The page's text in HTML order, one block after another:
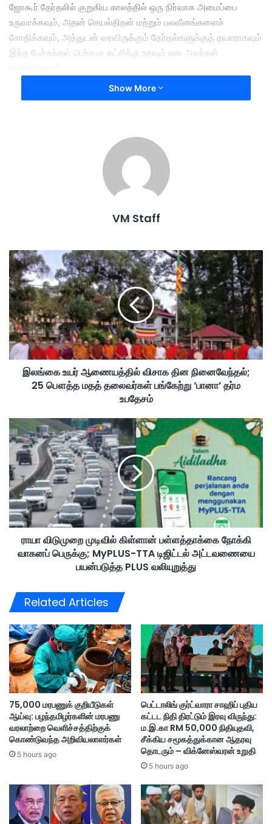
ஜோகூர் தேர்தலில் குறுகிய காலத்தில் ஒரு நிர்வாக அமைப்பை
உருவாக்கவும், அதன் செயல்திறன் மற்றும் பலவீனங்களைச்
சோதிக்கவும், அத்துடன் வரவிருக்கும் தேர்தல்களுக்குத் தயாராகவும்
இந்த பேச்சுக்கள் பெர்சமா கட்சிக்கு உதவும் என அவர்கள்
BERSAMA-வின் தலைமை மற்றும் நாடு முழுவதிலுமிருந்து
மே 17 ஆம் தேதியன்று கட்சி மீண்டும் தொடங்கப்பட்டிருந்தபோதிலும்,
ஜோகூர் மாநிலத் தேர்தல், பெர்சாமாவை ஜோகூர் வாக்காளர்களுக்கு
Show More
VM Staff
இ
ல
ங்
கை
உ
ய
ர்
ஆ
ணை
வி
சா
க
தி
ன
நி
னை
வே
ந்
பௌ
த்
த
ம
த
த்
த
லை
வ
ர்
க
ள்
ப
று
‘
இலங்கை உயர் ஆணையத்தில் விசாக தின நினைவேந்தல்;
25 பௌத்த மதத் தலைவர்கள் பங்கேற்று ‘பானா’ தர்ம
உபதேசம்
யா
டு
மு
றை
மு
டி
வி
ன்
ப
ள்
ள
த்
தா
க்
கை
நோ
க்
கி
வா
க
ன
கு
ராயா விடுமுறை முடிவில் கிள்ளான் பள்ளத்தாக்கை நோக்கி
வாகனப் பெருக்கு; MyPLUS-TTA டிஜிட்டல் அட்டவணையை
பயன்படுத்த PLUS வலியுறுத்து
Related Articles
75,000 மரபணுக் குறியீடுகள்
ஆய்வு: பழந்தமிழர்களின் மரபணு
வரலாற்றை வெளிச்சத்திற்குக்
கொண்டுவந்த அறிவியலாளர்கள்
5 hours ago
பெட்டாலிங் குர்ட்வாரா சாஹிப் புதிய
கட்டட நிதி திரட்டும் இரவு விருந்து:
ம.இ.கா RM 50,000 நிதியுதவி,
சீக்கிய சமூகத்துக்கான ஆதரவு
தொடரும் – விக்னேஸ்வரன் உறுதி
5 hours ago